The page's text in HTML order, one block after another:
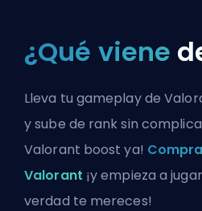
¿Qué viene
Lleva tu gameplay de
y sube de rank sin
Valorant boost ya!
Valorant ¡y empieza a
verdad te mereces!